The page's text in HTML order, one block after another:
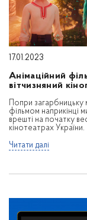
17.01.2023
Анімаційний
вітчизняний
Попри загарбницьку
фільмом наприкінці
врешті на початку
кінотеатрах України.
Читати далі